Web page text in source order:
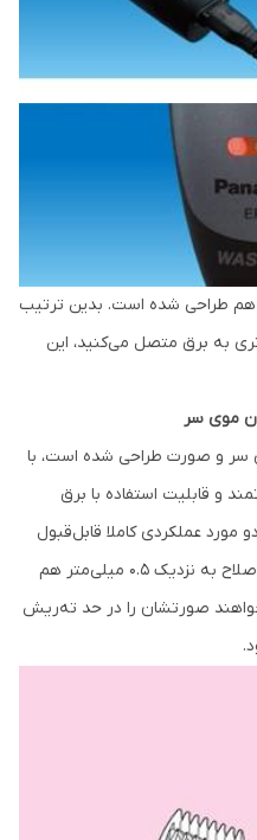
هم طراحی شده است. بدین ترتیب
به برق متصل می‌کنید، این
موی سر
سر و صورت طراحی شده است، با
و قابلیت استفاده با برق
عملکردی کاملا قابل‌قبول
دارد. با جداکردن شانه‌ی الصاقی طول اصلاح به نزدیک 0.5 میلی‌متر هم
صورتشان را در حد ته‌ریش